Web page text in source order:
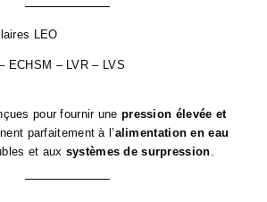
LEO
ECHSM – LVR – LVS
pour fournir une pression élevée et
parfaitement à l’alimentation en eau
et aux systèmes de surpression.